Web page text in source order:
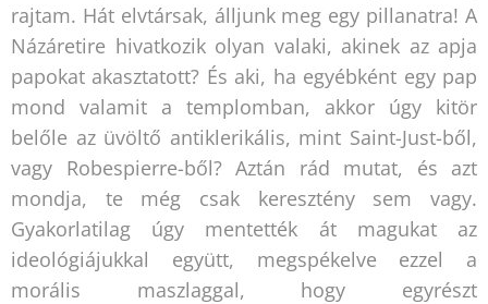
rajtam. Hát elvtársak, álljunk meg egy pillanatra! A
Názáretire hivatkozik olyan valaki, akinek az apja
papokat akasztatott? És aki, ha egyébként egy pap
mond valamit a templomban, akkor úgy kitör
belőle az üvöltő antiklerikális, mint Saint-Just-ből,
vagy Robespierre-ből? Aztán rád mutat, és azt
mondja, te még csak keresztény sem vagy.
Gyakorlatilag úgy mentették át magukat az
ideológiájukkal együtt, megspékelve ezzel a
morális maszlaggal, hogy egyrészt